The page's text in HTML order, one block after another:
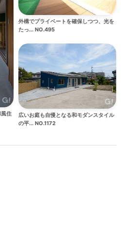
外構でプライベートを確保しつつ、光を
たっ... NO.495
住
広いお庭も自慢となる和モダンスタイル
の平... NO.1172